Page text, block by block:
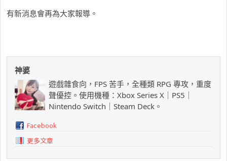
有新消息會再為大家報導。
神婆
遊戲雜食向，FPS 苦手，全種類 RPG 專攻，重度
聲優控。使用機種：Xbox Series X｜PS5｜
Nintendo Switch｜Steam Deck。
Facebook
更多文章